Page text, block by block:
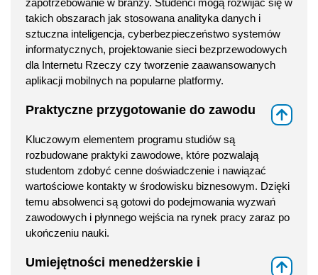
takich obszarach jak stosowana analityka danych i
sztuczna inteligencja, cyberbezpieczeństwo systemów
informatycznych, projektowanie sieci bezprzewodowych
dla Internetu Rzeczy czy tworzenie zaawansowanych
aplikacji mobilnych na popularne platformy.
Praktyczne przygotowanie do zawodu
Kluczowym elementem programu studiów są
rozbudowane praktyki zawodowe, które pozwalają
studentom zdobyć cenne doświadczenie i nawiązać
wartościowe kontakty w środowisku biznesowym. Dzięki
temu absolwenci są gotowi do podejmowania wyzwań
zawodowych i płynnego wejścia na rynek pracy zaraz po
ukończeniu nauki.
Umiejętności menedżerskie i